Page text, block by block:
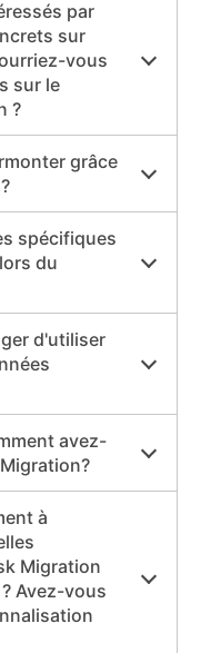
par
sur
vous
sur le
?
grâce
spécifiques
du
d'utiliser
avez-
à
Migration
Avez-vous